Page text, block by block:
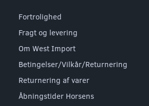
Fortrolighed
Fragt og levering
Om West Import
Betingelser/Vilkår/Returnering
Returnering af varer
Åbningstider Horsens